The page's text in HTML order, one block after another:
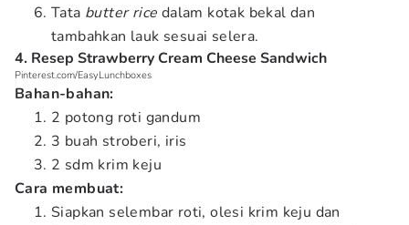
Tata butter rice dalam kotak bekal dan
tambahkan lauk sesuai selera.
4. Resep Strawberry Cream Cheese Sandwich
Pinterest.com/EasyLunchboxes
Bahan-bahan:
2 potong roti gandum
3 buah stroberi, iris
2 sdm krim keju
Cara membuat:
Siapkan selembar roti, olesi krim keju dan